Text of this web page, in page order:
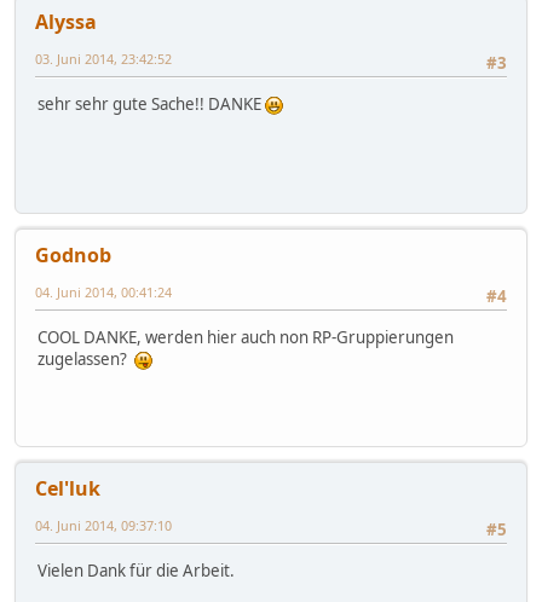
Alyssa
#3
03. Juni 2014, 23:42:52
sehr sehr gute Sache!! DANKE
Godnob
#4
04. Juni 2014, 00:41:24
COOL DANKE, werden hier auch non RP-Gruppierungen
zugelassen?
Cel'luk
#5
04. Juni 2014, 09:37:10
Vielen Dank für die Arbeit.